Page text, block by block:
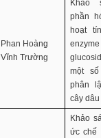
Phan Hoàng
Vĩnh Trường
Khảo
phần
hoạt
một
phân
cây dâu
Khảo
ức chế